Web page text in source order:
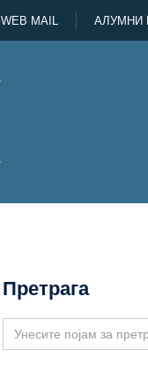
WEB MAIL АЛУМНИ
Претрага
Search
for: